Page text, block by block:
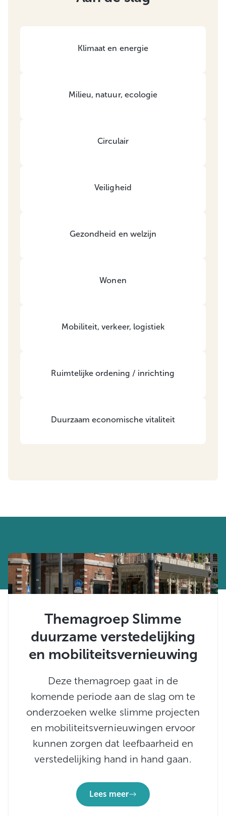
Klimaat en energie
Milieu, natuur, ecologie
Circulair
Veiligheid
Gezondheid en welzijn
Wonen
Mobiliteit, verkeer, logistiek
Ruimtelijke ordening / inrichting
Duurzaam economische vitaliteit
Themagroep Slimme
duurzame verstedelijking
en mobiliteitsvernieuwing
Deze themagroep gaat in de
komende periode aan de slag om te
onderzoeken welke slimme projecten
en mobiliteitsvernieuwingen ervoor
kunnen zorgen dat leefbaarheid en
verstedelijking hand in hand gaan.
Lees meer